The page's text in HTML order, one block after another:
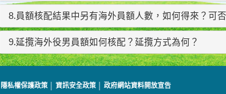
8.員額核配結果中另有海外員額人數，如何得來？可
9.延攬海外役男員額如何核配？延攬方式為何？
隱私權保護政策 資訊安全政策 政府網站資料開放宣告